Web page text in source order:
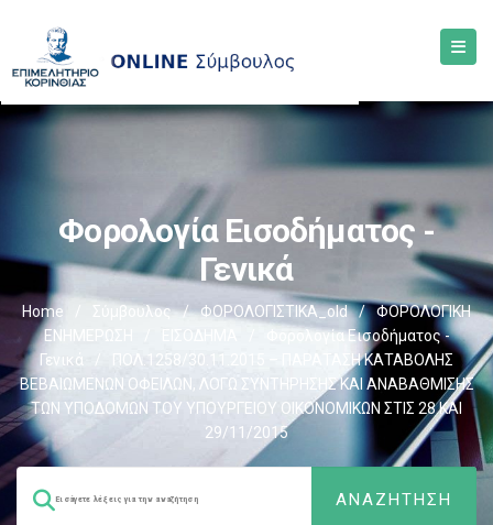
Φορολογία Εισοδήματος -
Γενικά
Home Σύμβουλος / ΦΟΡΟΛΟΓΙΣΤΙΚΑ_old /
ΦΟΡΟΛΟΓΙΚΗ
ΕΝΗΜΕΡΩΣΗ
Φορολογία Εισοδήματος -
Γενικά
ΠΟΛ.1258/30.11.2015 – ΠΑΡΑΤΑΣΗ ΚΑΤΑΒΟΛΗΣ
ΒΕΒΑΙΩΜΕΝΩΝ ΟΦΕΙΛΩΝ, ΛΟΓΩ ΣΥΝΤΗΡΗΣΗΣ ΚΑΙ ΑΝΑΒΑΘΜΙΣΗΣ
ΤΩΝ ΥΠΟΔΟΜΩΝ ΤΟΥ ΥΠΟΥΡΓΕΙΟΥ ΟΙΚΟΝΟΜΙΚΩΝ ΣΤΙΣ 28 ΚΑΙ
29/11/2015